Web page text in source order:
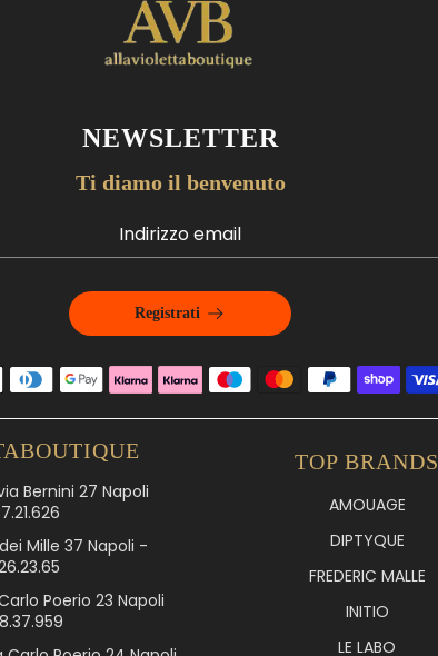
NEWSLETTER
Ti diamo il benvenuto
Registrati
Bernini 27 Napoli
Mille 37 Napoli -
Poerio 23 Napoli
TOP BRANDS
AMOUAGE
DIPTYQUE
FREDERIC MALLE
INITIO
LE LABO